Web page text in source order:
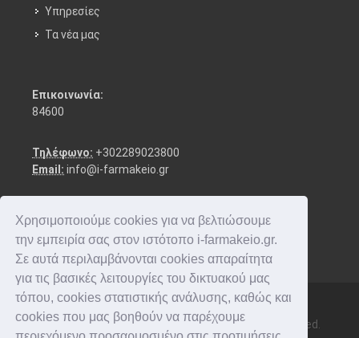
Χρησιμοποιούμε cookies για να βελτιώσουμε
την εμπειρία σας στον ιστότοπο i-farmakeio.gr.
Σε αυτά περιλαμβάνονται cookies απαραίτητα
για τις βασικές λειτουργίες του δικτυακού μας
τόπου, cookies στατιστικής ανάλυσης, καθώς και
cookies που μας βοηθούν να παρέχουμε
Υπηρεσίες
Τα νέα μας
Επικοινωνία:
84600
Τηλέφωνο: +302289023800
Email: info@i-farmakeio.gr
Copyright © 2016-2026 i-farmakeio. All rights reserved.